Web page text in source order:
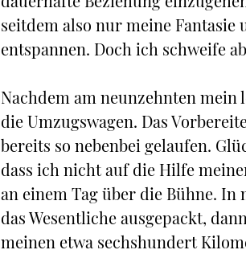
seitdem also nur meine Fantasie
entspannen. Doch ich schweife
Nachdem am neunzehnten mein
die Umzugswagen. Das
bereits so nebenbei gelaufen.
dass ich nicht auf die Hilfe
an einem Tag über die Bühne.
das Wesentliche ausgepackt,
meinen etwa sechshundert